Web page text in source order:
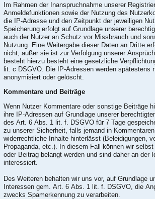
Im Rahmen der Inanspruchnahme unserer
Anmeldefunktionen sowie der Nutzung des
die IP-Adresse und den Zeitpunkt der jeweiligen
Speicherung erfolgt auf Grundlage unserer
auch der Nutzer an Schutz vor Missbrauch und
Nutzung. Eine Weitergabe dieser Daten an Dritte
nicht, außer sie ist zur Verfolgung unserer
besteht hierzu besteht eine gesetzliche
lit. c DSGVO. Die IP-Adressen werden spätestens
anonymisiert oder gelöscht.
Kommentare und Beiträge
Wenn Nutzer Kommentare oder sonstige Beiträge
ihre IP-Adressen auf Grundlage unserer
des Art. 6 Abs. 1 lit. f. DSGVO für 7 Tage
zu unserer Sicherheit, falls jemand in
widerrechtliche Inhalte hinterlässt (Beleidigungen,
Propaganda, etc.). In diesem Fall können wir
oder Beitrag belangt werden und sind daher an der
interessiert.
Des Weiteren behalten wir uns vor, auf Grundlage
Interessen gem. Art. 6 Abs. 1 lit. f. DSGVO, die
zwecks Spamerkennung zu verarbeiten.